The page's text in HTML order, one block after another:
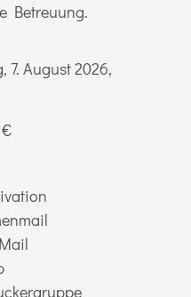
Betreuung.
7. August 2026,